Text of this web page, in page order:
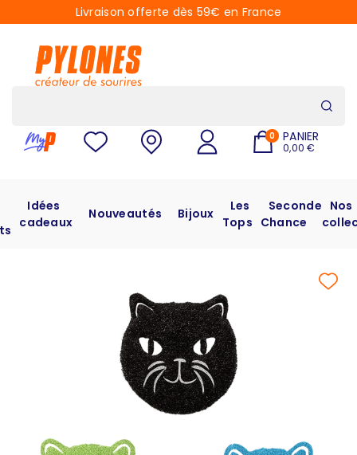
Livraison offerte dès 59€ en France
0 PANIER
0,00 €
Idées
cadeaux
Nouveautés Bijoux
Les
Tops
Seconde
Chance
Nos